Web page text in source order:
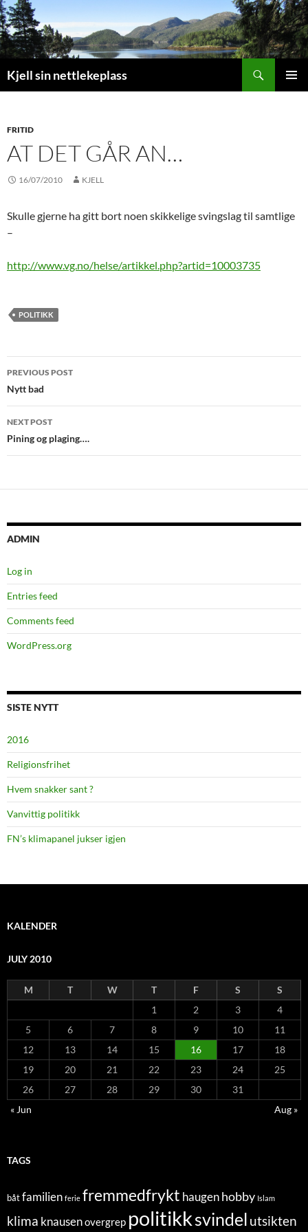
Kjell sin nettlekeplass
FRITID
AT DET GÅR AN…
16/07/2010 KJELL
Skulle gjerne ha gitt bort noen skikkelige svingslag til samtlige
–
http://www.vg.no/helse/artikkel.php?artid=10003735
POLITIKK
Post
navigation
PREVIOUS POST
Nytt bad
NEXT POST
Pining og plaging….
ADMIN
Log in
Entries feed
Comments feed
WordPress.org
SISTE NYTT
2016
Religionsfrihet
Hvem snakker sant ?
Vanvittig politikk
FN’s klimapanel jukser igjen
KALENDER
JULY 2010
M T W T F S
S
1
2 3
4
5
6 7 8 9 10
11
12
13 14 15 16 17
18
19
20 21 22 23 24
25
26
27 28 29 30
31
« Jun
Aug »
TAGS
båtfamilien ferie fremmedfrykt haugen hobby Islam
klima knausenovergrep politikksvindel utsikten